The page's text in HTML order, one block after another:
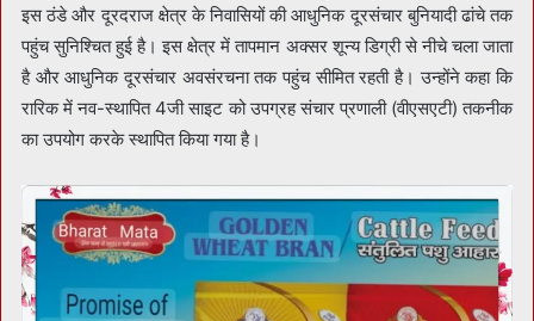
इस ठंडे और दूरदराज क्षेत्र के निवासियों की आधुनिक दूरसंचार बुनियादी ढांचे तक
पहुंच सुनिश्चित हुई है। इस क्षेत्र में तापमान अक्सर शून्य डिग्री से नीचे चला जाता
है और आधुनिक दूरसंचार अवसंरचना तक पहुंच सीमित रहती है। उन्होंने कहा कि
रारिक में नव-स्थापित 4जी साइट को उपग्रह संचार प्रणाली (वीएसएटी) तकनीक
का उपयोग करके स्थापित किया गया है।